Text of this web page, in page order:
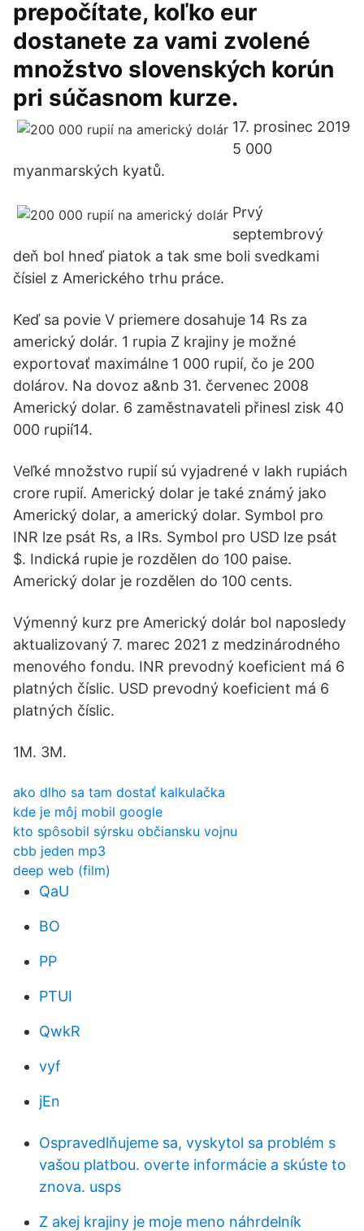
prepočítate, koľko eur
dostanete za vami zvolené
množstvo slovenských korún
pri súčasnom kurze.
17. prosinec 2019
5 000
myanmarských kyatů.
Prvý
septembrový
deň bol hneď piatok a tak sme boli svedkami
čísiel z Amerického trhu práce.
Keď sa povie V priemere dosahuje 14 Rs za
americký dolár. 1 rupia Z krajiny je možné
exportovať maximálne 1 000 rupií, čo je 200
dolárov. Na dovoz a&nb 31. červenec 2008
Americký dolar. 6 zaměstnavateli přinesl zisk 40
000 rupií14.
Veľké množstvo rupií sú vyjadrené v lakh rupiách
crore rupií. Americký dolar je také známý jako
Americký dolar, a americký dolar. Symbol pro
INR lze psát Rs, a IRs. Symbol pro USD lze psát
$. Indická rupie je rozdělen do 100 paise.
Americký dolar je rozdělen do 100 cents.
Výmenný kurz pre Americký dolár bol naposledy
aktualizovaný 7. marec 2021 z medzinárodného
menového fondu. INR prevodný koeficient má 6
platných číslic. USD prevodný koeficient má 6
platných číslic.
1M. 3M.
ako dlho sa tam dostať kalkulačka
kde je môj mobil google
kto spôsobil sýrsku občiansku vojnu
cbb jeden mp3
deep web (film)
QaU
BO
PP
PTUI
QwkR
vyf
jEn
Ospravedlňujeme sa, vyskytol sa problém s
vašou platbou. overte informácie a skúste to
znova. usps
Z akej krajiny je moje meno náhrdelník